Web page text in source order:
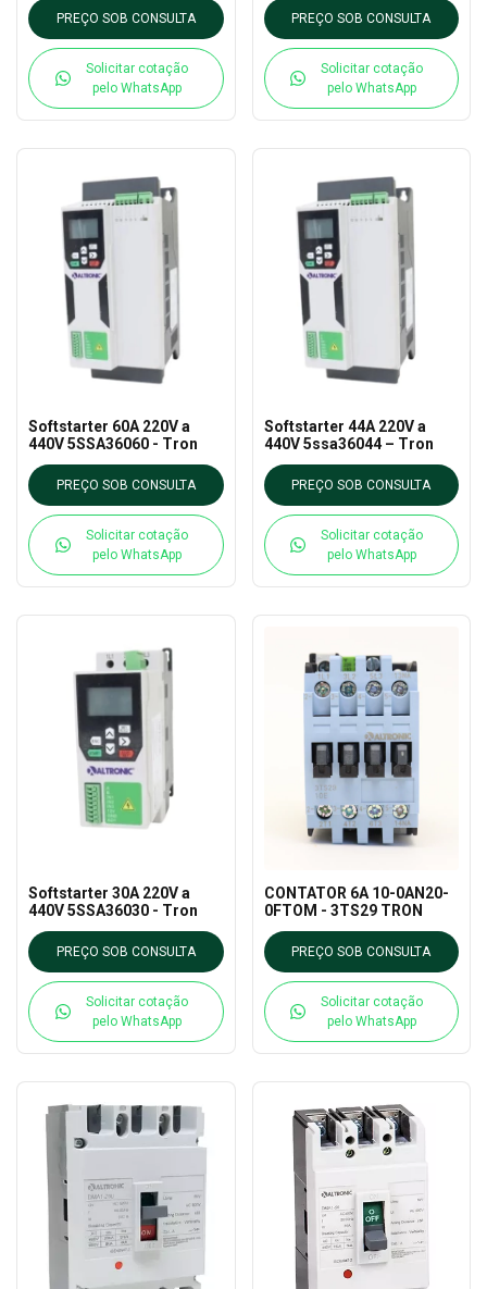
PREÇO SOB CONSULTA
Solicitar cotação
pelo WhatsApp
PREÇO SOB CONSULTA
Solicitar cotação
pelo WhatsApp
Softstarter 60A 220V a
440V 5SSA36060 - Tron
PREÇO SOB CONSULTA
Solicitar cotação
pelo WhatsApp
Softstarter 44A 220V a
440V 5ssa36044 – Tron
PREÇO SOB CONSULTA
Solicitar cotação
pelo WhatsApp
Softstarter 30A 220V a
440V 5SSA36030 - Tron
PREÇO SOB CONSULTA
Solicitar cotação
pelo WhatsApp
CONTATOR 6A 10-0AN20-
0FTOM - 3TS29 TRON
PREÇO SOB CONSULTA
Solicitar cotação
pelo WhatsApp